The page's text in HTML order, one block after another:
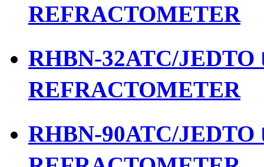
REFRACTOMETER
RHBN-32ATC/
REFRACTOMETER
RHBN-90ATC/